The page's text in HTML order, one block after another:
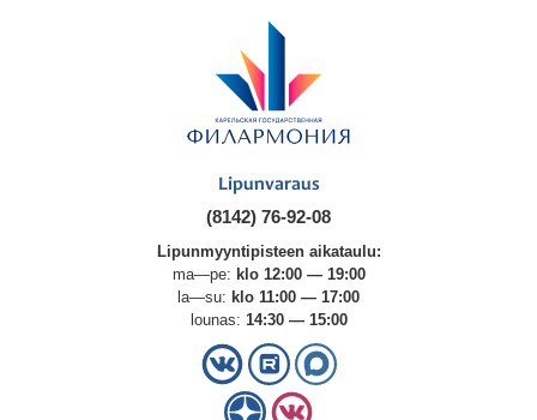
Lipunvaraus
(8142) 76-92-08
Lipunmyyntipisteen aikataulu:
ma—pe: klo 12:00 — 19:00
la—su: klo 11:00 — 17:00
lounas: 14:30 — 15:00